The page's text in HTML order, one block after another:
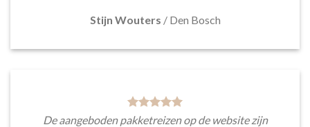
Stijn Wouters / Den Bosch
De aangeboden pakketreizen op de website zijn